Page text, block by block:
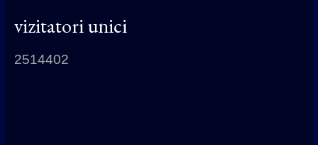
vizitatori unici
2514402